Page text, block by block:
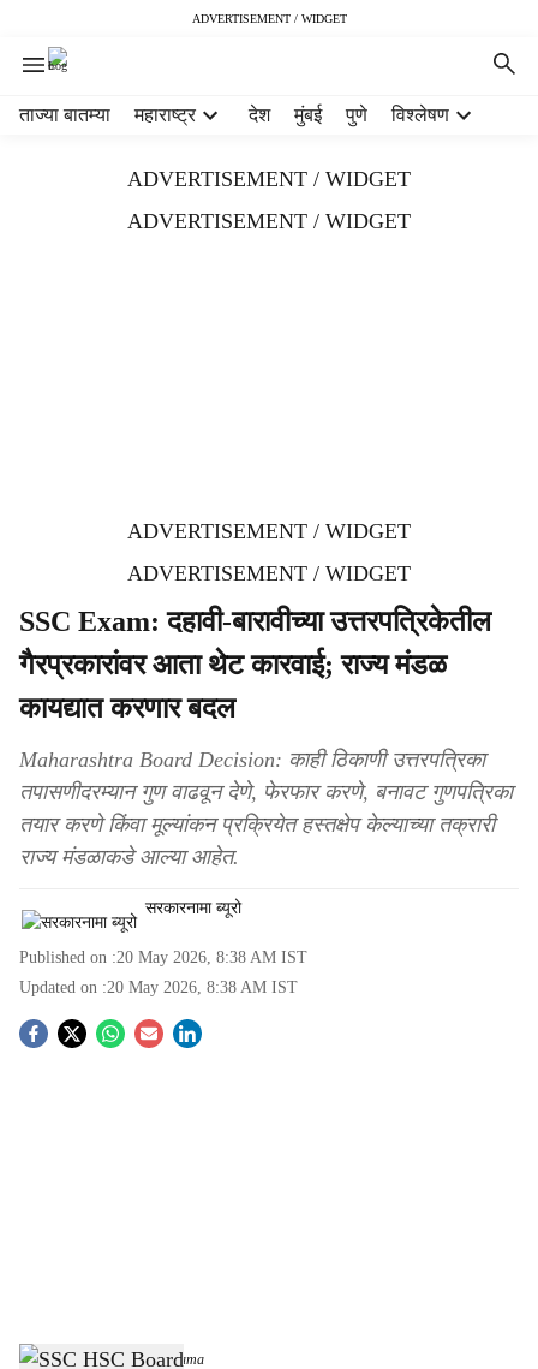
ADVERTISEMENT / WIDGET
ताज्या बातम्या महाराष्ट्र देश मुंबई पुणे विश्लेषण
ADVERTISEMENT / WIDGET
ADVERTISEMENT / WIDGET
ADVERTISEMENT / WIDGET
ADVERTISEMENT / WIDGET
SSC Exam: दहावी-बारावीच्या उत्तरपत्रिकेतील
गैरप्रकारांवर आता थेट कारवाई; राज्य मंडळ
कायद्यात करणार बदल
Maharashtra Board Decision: काही ठिकाणी उत्तरपत्रिका
तपासणीदरम्यान गुण वाढवून देणे, फेरफार करणे, बनावट गुणपत्रिका
तयार करणे किंवा मूल्यांकन प्रक्रियेत हस्तक्षेप केल्याच्या तक्रारी
राज्य मंडळाकडे आल्या आहेत.
सरकारनामा ब्यूरो
Published on :20 May 2026, 8:38 AM IST
Updated on :20 May 2026, 8:38 AM IST
S
SSC HSC Board - Sarkarnama